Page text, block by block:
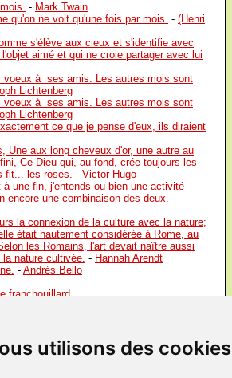
utilisons des cookies
- Mark Twain
qu'on ne voit qu'une fois par mois. - (Henri
s'élève aux cieux et s'identifie avec
aimé et qui ne croie partager avec lui
voeux à ses amis. Les autres mois sont
Lichtenberg
voeux à ses amis. Les autres mois sont
Lichtenberg
ce que je pense d'eux, ils diraient
Une aux long cheveux d'or, une autre au
Ce Dieu qui, au fond, crée toujours les
fit... les roses. - Victor Hugo
une fin, j'entends ou bien une activité
encore une combinaison des deux. -
la connexion de la culture avec la nature;
était hautement considérée à Rome, au
les Romains, l'art devait naître aussi
nature cultivée. - Hannah Arendt
- Andrés Bello
franchouillard
désir de rencontres. Rencontres avec
-Inconnu
ne sait jamais si ce n'est pas un coup du